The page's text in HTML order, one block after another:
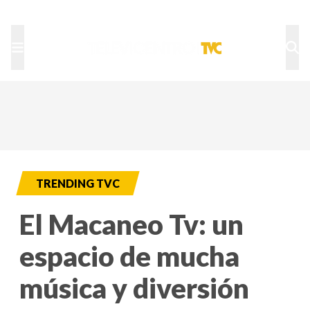
TRENDING TVC
El Macaneo Tv: un
espacio de mucha
música y diversión